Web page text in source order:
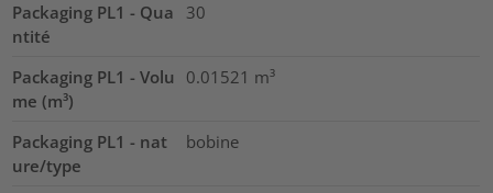
Packaging PL1 - Qua
ntité
30
Packaging PL1 - Volu
me (m³)
0.01521 m³
Packaging PL1 - nat
ure/type
bobine